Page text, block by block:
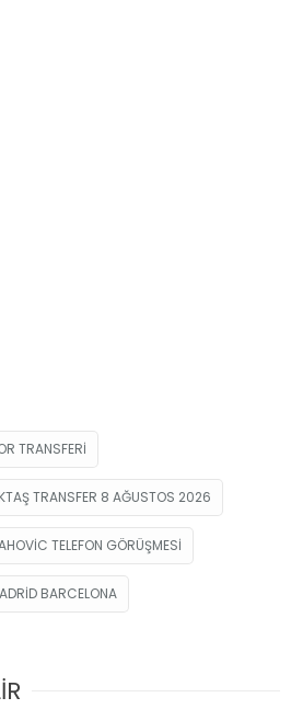
TRANSFERI
TRANSFER 8 AĞUSTOS 2026
TELEFON GÖRÜŞMESI
BARCELONA